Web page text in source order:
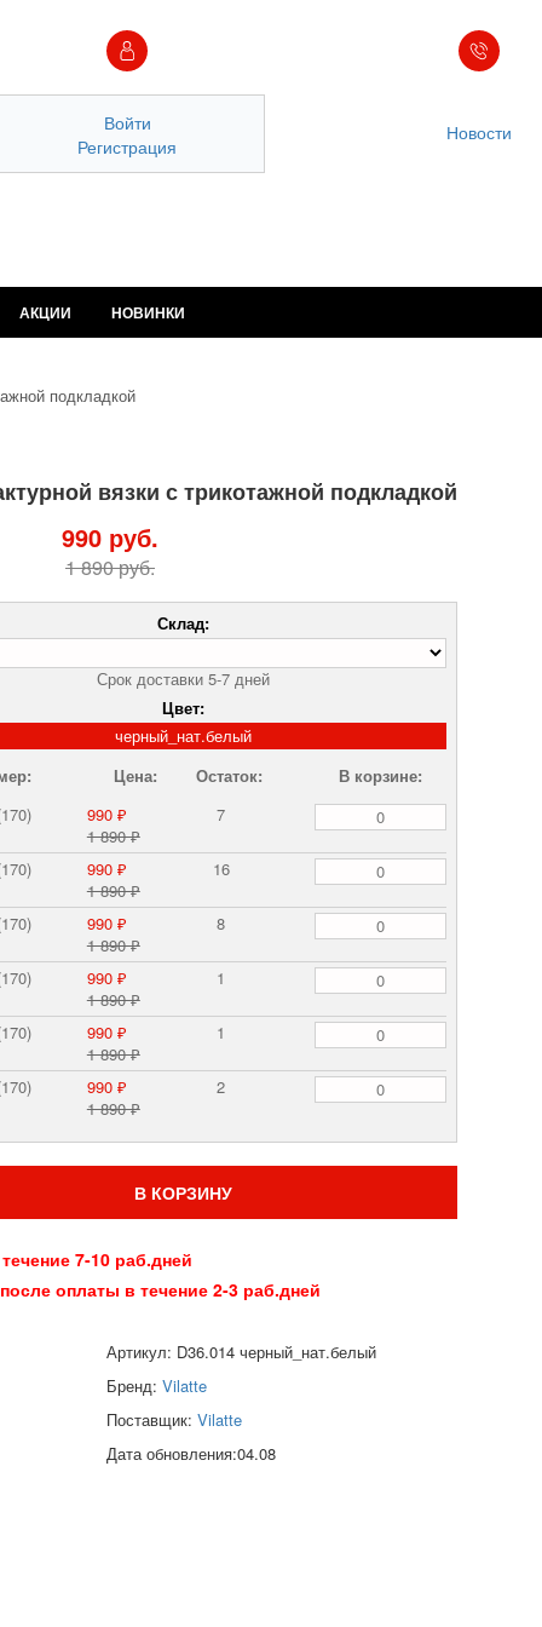
Войти
Регистрация
Новости
АКЦИИ НОВИНКИ
подкладкой
вязки с трикотажной подкладкой
1 890 руб.
990 руб.
Склад:
Срок доставки 5-7 дней
Цвет:
черный_нат.белый
Цена: Остаток:
В корзине:
1 890 ₽
990 ₽ 7
1 890 ₽
990 ₽ 16
1 890 ₽
990 ₽ 8
1 890 ₽
990 ₽ 1
1 890 ₽
990 ₽ 1
1 890 ₽
990 ₽ 2
В КОРЗИНУ
7-10 раб.дней
оплаты в течение 2-3 раб.дней
Артикул: D36.014 черный_нат.белый
Бренд: Vilatte
Поставщик: Vilatte
Дата обновления:04.08